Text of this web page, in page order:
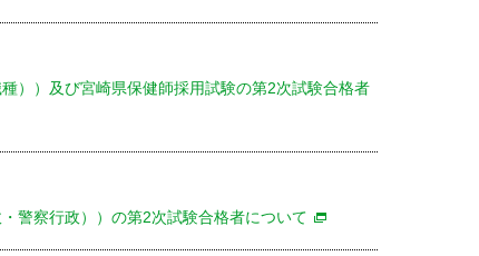
））及び宮崎県保健師採用試験の第2次試験合格者
警察行政））の第2次試験合格者について